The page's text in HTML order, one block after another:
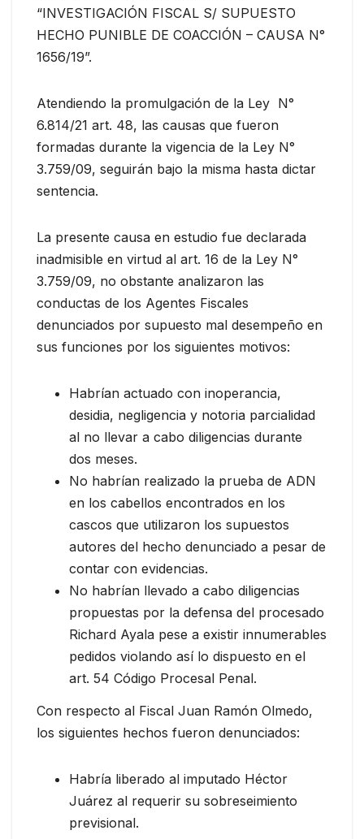
“INVESTIGACIÓN FISCAL S/ SUPUESTO
HECHO PUNIBLE DE COACCIÓN – CAUSA N°
1656/19”.
Atendiendo la promulgación de la Ley N°
6.814/21 art. 48, las causas que fueron
formadas durante la vigencia de la Ley N°
3.759/09, seguirán bajo la misma hasta dictar
sentencia.
La presente causa en estudio fue declarada
inadmisible en virtud al art. 16 de la Ley N°
3.759/09, no obstante analizaron las
conductas de los Agentes Fiscales
denunciados por supuesto mal desempeño en
sus funciones por los siguientes motivos:
Habrían actuado con inoperancia,
desidia, negligencia y notoria parcialidad
al no llevar a cabo diligencias durante
dos meses.
No habrían realizado la prueba de ADN
en los cabellos encontrados en los
cascos que utilizaron los supuestos
autores del hecho denunciado a pesar de
contar con evidencias.
No habrían llevado a cabo diligencias
propuestas por la defensa del procesado
Richard Ayala pese a existir innumerables
pedidos violando así lo dispuesto en el
art. 54 Código Procesal Penal.
Con respecto al Fiscal Juan Ramón Olmedo,
los siguientes hechos fueron denunciados:
Habría liberado al imputado Héctor
Juárez al requerir su sobreseimiento
previsional.